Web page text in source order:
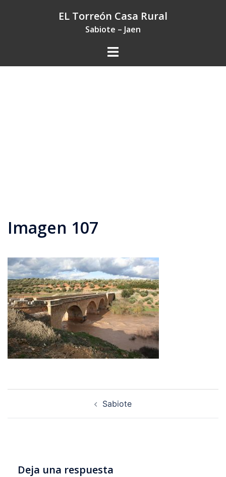
EL Torreón Casa Rural
Sabiote – Jaen
Imagen 107
Navegación
entradas
Sabiote
Deja una respuesta